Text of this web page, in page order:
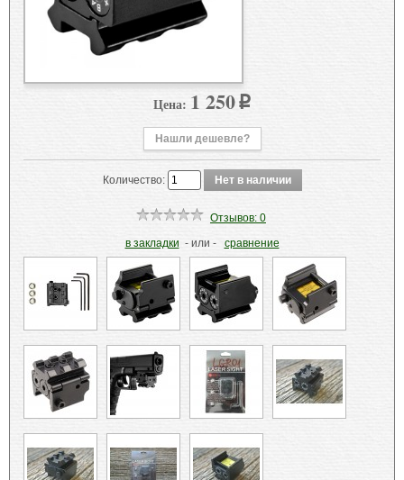
Цена: 1 250 p
Нашли дешевле?
Количество:
Отзывов: 0
в закладки - или - сравнение